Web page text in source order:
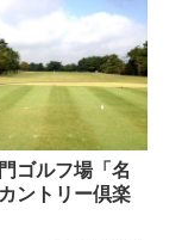
ゴルフ場「名
ントリー倶楽